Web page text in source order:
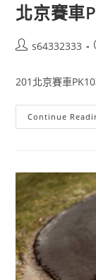
北京賽車
s64332333
201北京賽車
Continue